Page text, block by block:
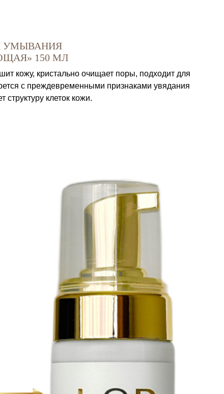
УМЫВАНИЯ
150 МЛ
кожу, кристально очищает поры, подходит для
с преждевременными признаками увядания
структуру клеток кожи.